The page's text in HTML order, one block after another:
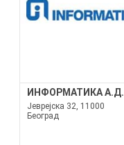
ИНФОРМАТИКА А.Д.
Јеврејска 32, 11000
Београд